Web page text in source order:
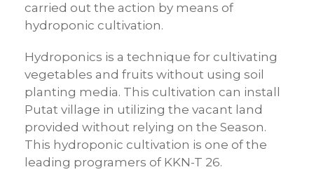
carried out the action by means of
hydroponic cultivation.
Hydroponics is a technique for cultivating
vegetables and fruits without using soil
planting media. This cultivation can install
Putat village in utilizing the vacant land
provided without relying on the Season.
This hydroponic cultivation is one of the
leading programers of KKN-T 26.